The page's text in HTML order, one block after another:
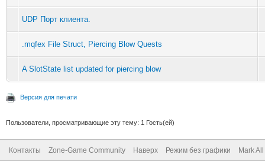
UDP Порт клиента.
.mqfex File Struct, Piercing Blow Quests
A SlotState list updated for piercing blow
Версия для печати
Пользователи, просматривающие эту тему: 1 Гость(ей)
Контакты Zone-Game Community Наверх Режим без графики Mark